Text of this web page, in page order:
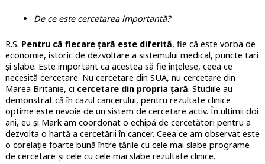
De ce este cercetarea importantă?
R.S. Pentru că fiecare țară este diferită, fie că este vorba de
economie, istoric de dezvoltare a sistemului medical, puncte tari
și slabe. Este important ca acestea să fie înțelese, ceea ce
necesită cercetare. Nu cercetare din SUA, nu cercetare din
Marea Britanie, ci cercetare din propria țară. Studiile au
demonstrat că în cazul cancerului, pentru rezultate clinice
optime este nevoie de un sistem de cercetare activ. În ultimii doi
ani, eu și Mark am coordonat o echipă de cercetători pentru a
dezvolta o hartă a cercetării în cancer. Ceea ce am observat este
o corelație foarte bună între țările cu cele mai slabe programe
de cercetare și cele cu cele mai slabe rezultate clinice.